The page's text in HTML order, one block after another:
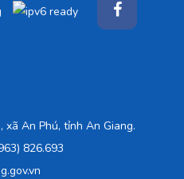
xã An Phú, tỉnh An Giang.
826.693